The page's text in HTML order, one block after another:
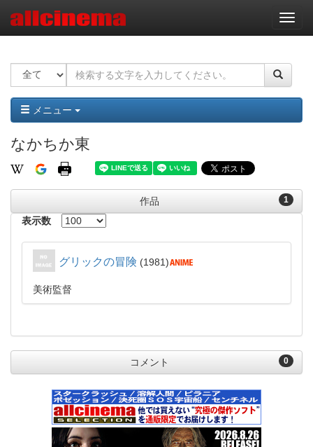
ナ
ビ
ー
ョ
ン
メニュー
なかちか東
1
作品
表示数
グリックの冒険 1981
美術監督
0
コメント